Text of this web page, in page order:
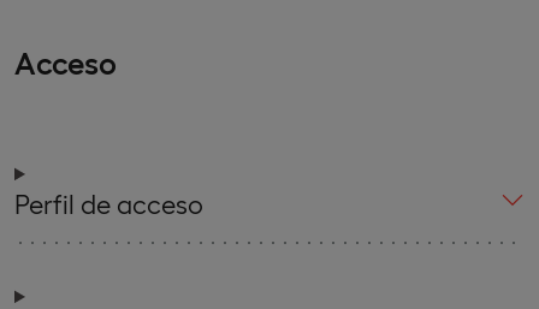
Acceso
Perfil de acceso